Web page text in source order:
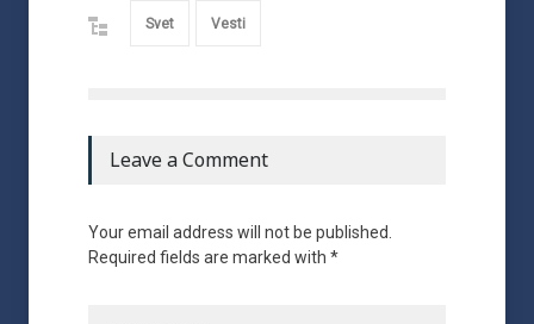
Svet Vesti
Leave a Comment
Your email address will not be published.
Required fields are marked with *